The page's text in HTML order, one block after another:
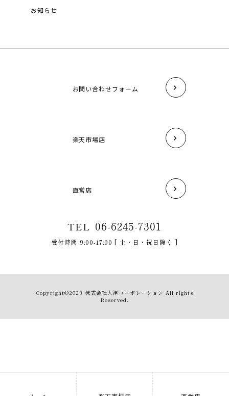
お知らせ
お問い合わせフォーム
楽天市場店
直営店
TEL 06-6245-7301
受付時間 9:00-17:00 [ 土・日・祝日除く ]
Copyright©2023 株式会社大津コーポレーション All rights
Reserved.